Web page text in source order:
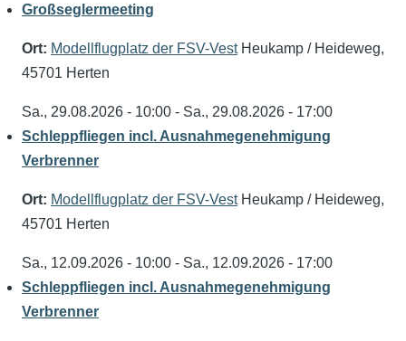
Großseglermeeting
Ort: Modellflugplatz der FSV-VestHeukamp / Heideweg,
45701 Herten
Sa., 29.08.2026 - 10:00 - Sa., 29.08.2026 - 17:00
Schleppfliegen incl. Ausnahmegenehmigung
Verbrenner
Ort: Modellflugplatz der FSV-VestHeukamp / Heideweg,
45701 Herten
Sa., 12.09.2026 - 10:00 - Sa., 12.09.2026 - 17:00
Schleppfliegen incl. Ausnahmegenehmigung
Verbrenner